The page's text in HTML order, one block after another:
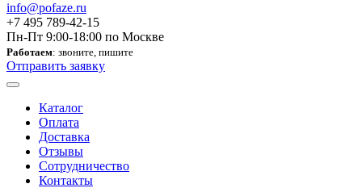
info@pofaze.ru
+7 495 789-42-15
Пн-Пт 9:00-18:00 по Москве
Работаем: звоните, пишите
Отправить заявку
Каталог
Оплата
Доставка
Отзывы
Сотрудничество
Контакты